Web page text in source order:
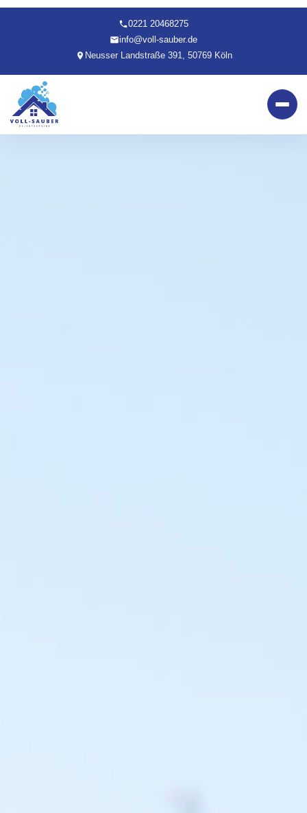
0221 20468275
info@voll-sauber.de
Neusser Landstraße 391, 50769 Köln